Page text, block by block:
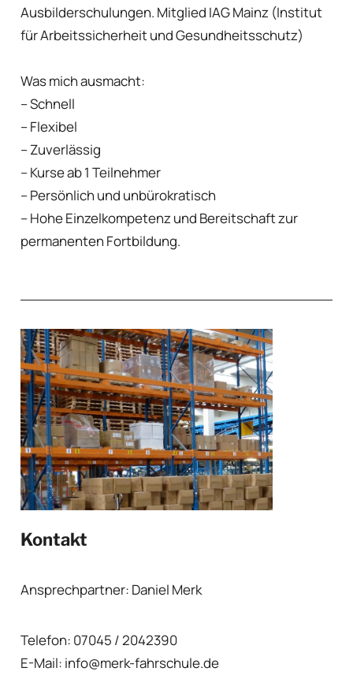
Ausbilderschulungen. Mitglied IAG Mainz (Institut
für Arbeitssicherheit und Gesundheitsschutz)
Was mich ausmacht:
– Schnell
– Flexibel
– Zuverlässig
– Kurse ab 1 Teilnehmer
– Persönlich und unbürokratisch
– Hohe Einzelkompetenz und Bereitschaft zur
permanenten Fortbildung.
Kontakt
Ansprechpartner: Daniel Merk
Telefon: 07045 / 2042390
E-Mail: info@merk-fahrschule.de